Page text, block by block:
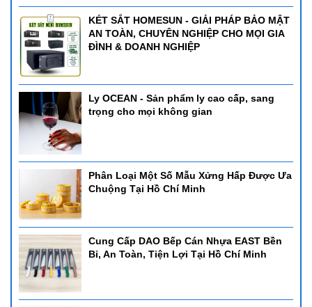
KÉT SẮT HOMESUN - GIẢI PHÁP BẢO MẬT
AN TOÀN, CHUYÊN NGHIỆP CHO MỌI GIA
ĐÌNH & DOANH NGHIỆP
Ly OCEAN - Sản phẩm ly cao cấp, sang
trọng cho mọi không gian
Phân Loại Một Số Mẫu Xửng Hấp Được Ưa
Chuộng Tại Hồ Chí Minh
Cung Cấp DAO Bếp Cán Nhựa EAST Bền
Bỉ, An Toàn, Tiện Lợi Tại Hồ Chí Minh